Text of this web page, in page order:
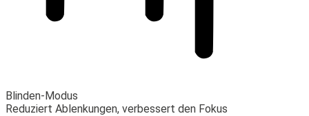
Blinden-Modus
Reduziert Ablenkungen, verbessert den Fokus